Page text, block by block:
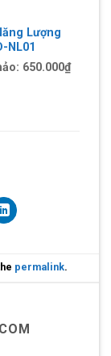
Lượng
NL01
650.000₫
permalink.